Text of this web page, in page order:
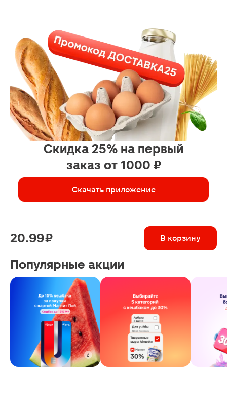
Скидка 25% на первый
заказ от 1000 ₽
Скачать приложение
20.99 ₽ В корзину
Популярные акции